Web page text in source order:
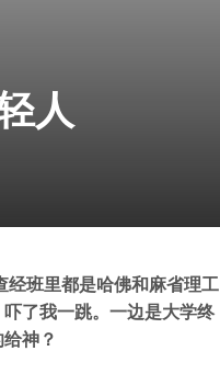
人
经班里都是哈佛和麻省理工
了我一跳。一边是大学终
神？